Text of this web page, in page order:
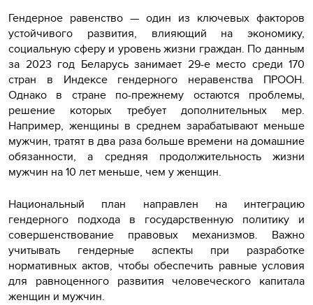
Гендерное равенство — один из ключевых факторов
устойчивого развития, влияющий на экономику,
социальную сферу и уровень жизни граждан. По данным
за 2023 год Беларусь занимает 29-е место среди 170
стран в Индексе гендерного неравенства ПРООН.
Однако в стране по-прежнему остаются проблемы,
решение которых требует дополнительных мер.
Например, женщины в среднем зарабатывают меньше
мужчин, тратят в два раза больше времени на домашние
обязанности, а средняя продолжительность жизни
мужчин на 10 лет меньше, чем у женщин.
Национальный план направлен на интеграцию
гендерного подхода в государственную политику и
совершенствование правовых механизмов. Важно
учитывать гендерные аспекты при разработке
нормативных актов, чтобы обеспечить равные условия
для равноценного развития человеческого капитала
женщин и мужчин.